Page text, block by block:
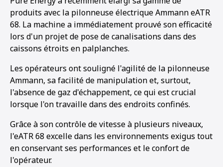
produits avec la pilonneuse électrique Ammann eATR
68. La machine a immédiatement prouvé son efficacité
lors d'un projet de pose de canalisations dans des
caissons étroits en palplanches.
Les opérateurs ont souligné l'agilité de la pilonneuse
Ammann, sa facilité de manipulation et, surtout,
l'absence de gaz d'échappement, ce qui est crucial
lorsque l'on travaille dans des endroits confinés.
Grâce à son contrôle de vitesse à plusieurs niveaux,
l'eATR 68 excelle dans les environnements exigus tout
en conservant ses performances et le confort de
l'opérateur.